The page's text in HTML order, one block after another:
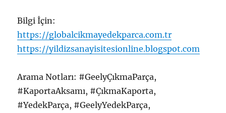
Bilgi İçin:
https://globalcikmayedekparca.com.tr
https://yildizsanayisitesionline.blogspot.com
Arama Notları: #GeelyÇıkmaParça,
#KaportaAksamı, #ÇıkmaKaporta,
#YedekParça, #GeelyYedekParça,